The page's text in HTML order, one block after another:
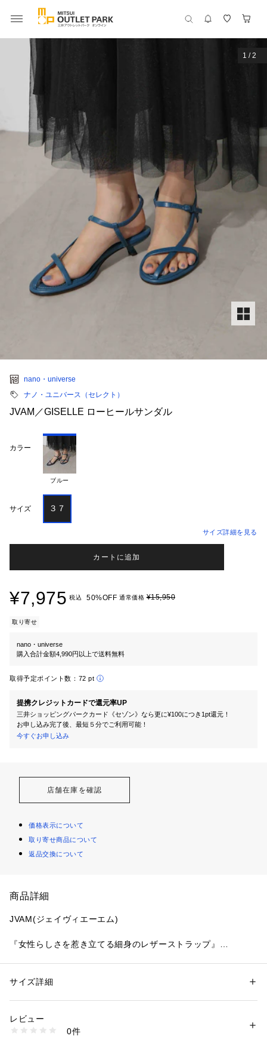
1 /2
nano・universe
ナノ・ユニバース（セレクト）
JVAM／GISELLE ローヒールサンダル
カラー
ブルー
サイズ ３７
サイズ詳細を見る
カートに追加
¥7,975 税込 50%OFF 通常価格¥15,950
取り寄せ
nano・universe
購入合計金額4,990円以上で送料無料
取得予定ポイント数： 72 pt
提携クレジットカードで還元率UP
三井ショッピングパークカード《セゾン》なら更に¥100につき1pt還元！
お申し込み完了後、最短５分でご利用可能！
今すぐお申し込み
店舗在庫を確認
価格表示について
取り寄せ商品について
返品交換について
商品詳細
JVAM(ジェイヴィエーエム)
『女性らしさを惹き立てる細身のレザーストラップ』
感を演出するデザイン。合わせるだけでコーディネートを格上
―DETAIL―
・細身のレザーストラップが女性らしさを惹き立てるサンダル
性別：レディース
素材：甲: 羊革　底: 牛革
洗濯：-
※詳しい洗濯方法については、商品の品質表示タグをご覧ください
サイズ詳細
レビュー
0件